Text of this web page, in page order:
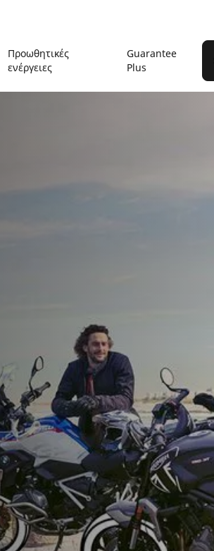
Προωθητικές
ενέργειες
Guarantee
Plus